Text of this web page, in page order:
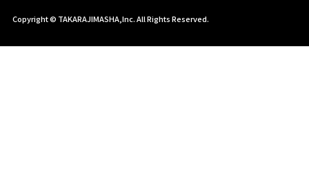
Copyright © TAKARAJIMASHA,Inc. All Rights Reserved.